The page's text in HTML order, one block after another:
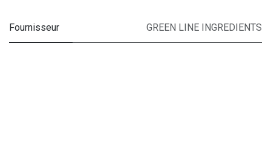
Fournisseur GREEN LINE INGREDIENTS